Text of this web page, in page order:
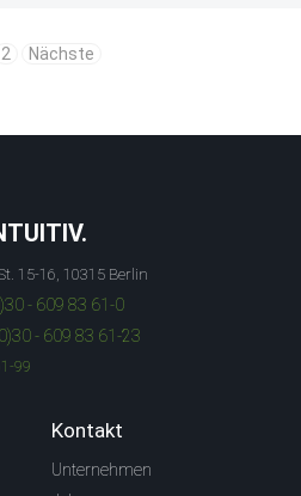
2 Nächste
15-16, 10315 Berlin
- 609 83 61-0
- 609 83 61-23
99
Kontakt
Unternehmen